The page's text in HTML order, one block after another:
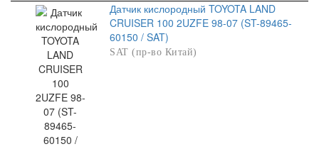
Датчик кислородный TOYOTA LAND
CRUISER 100 2UZFE 98-07 (ST-89465-
60150 / SAT)
SAT (пр-во Китай)